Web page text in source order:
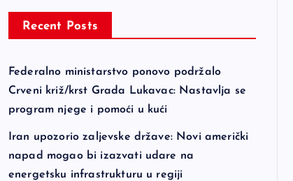
Recent Posts
Federalno ministarstvo ponovo podržalo
Crveni križ/krst Grada Lukavac: Nastavlja se
program njege i pomoći u kući
Iran upozorio zaljevske države: Novi američki
napad mogao bi izazvati udare na
energetsku infrastrukturu u regiji